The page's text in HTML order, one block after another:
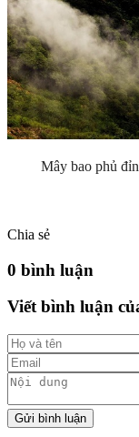
Mây bao phủ
Chia sẻ
0 bình luận
Viết bình luận
Gửi bình luận